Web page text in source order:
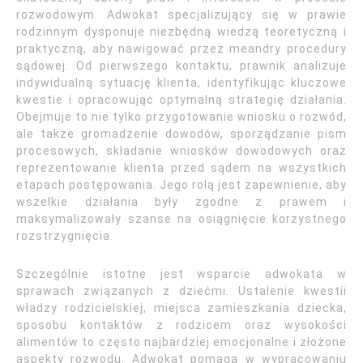
rozwodowym. Adwokat specjalizujący się w prawie
rodzinnym dysponuje niezbędną wiedzą teoretyczną i
praktyczną, aby nawigować przez meandry procedury
sądowej. Od pierwszego kontaktu, prawnik analizuje
indywidualną sytuację klienta, identyfikując kluczowe
kwestie i opracowując optymalną strategię działania.
Obejmuje to nie tylko przygotowanie wniosku o rozwód,
ale także gromadzenie dowodów, sporządzanie pism
procesowych, składanie wniosków dowodowych oraz
reprezentowanie klienta przed sądem na wszystkich
etapach postępowania. Jego rolą jest zapewnienie, aby
wszelkie działania były zgodne z prawem i
maksymalizowały szanse na osiągnięcie korzystnego
rozstrzygnięcia.
Szczególnie istotne jest wsparcie adwokata w
sprawach związanych z dziećmi. Ustalenie kwestii
władzy rodzicielskiej, miejsca zamieszkania dziecka,
sposobu kontaktów z rodzicem oraz wysokości
alimentów to często najbardziej emocjonalne i złożone
aspekty rozwodu. Adwokat pomaga w wypracowaniu